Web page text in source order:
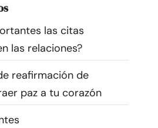
Escríbenos
Publicidad con
los derechos reservados.
las citas
las relaciones?
reafirmación de
paz a tu corazón